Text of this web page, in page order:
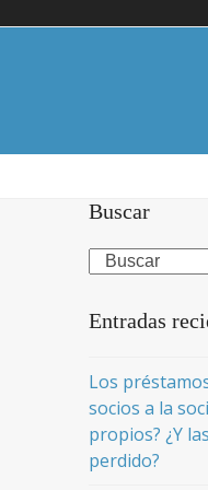
Buscar
Search
Entradas
Los
socios a la
propios? ¿Y
perdido?